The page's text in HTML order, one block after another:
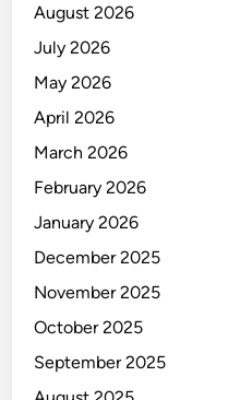
August 2026
July 2026
May 2026
April 2026
March 2026
February 2026
January 2026
December 2025
November 2025
October 2025
September 2025